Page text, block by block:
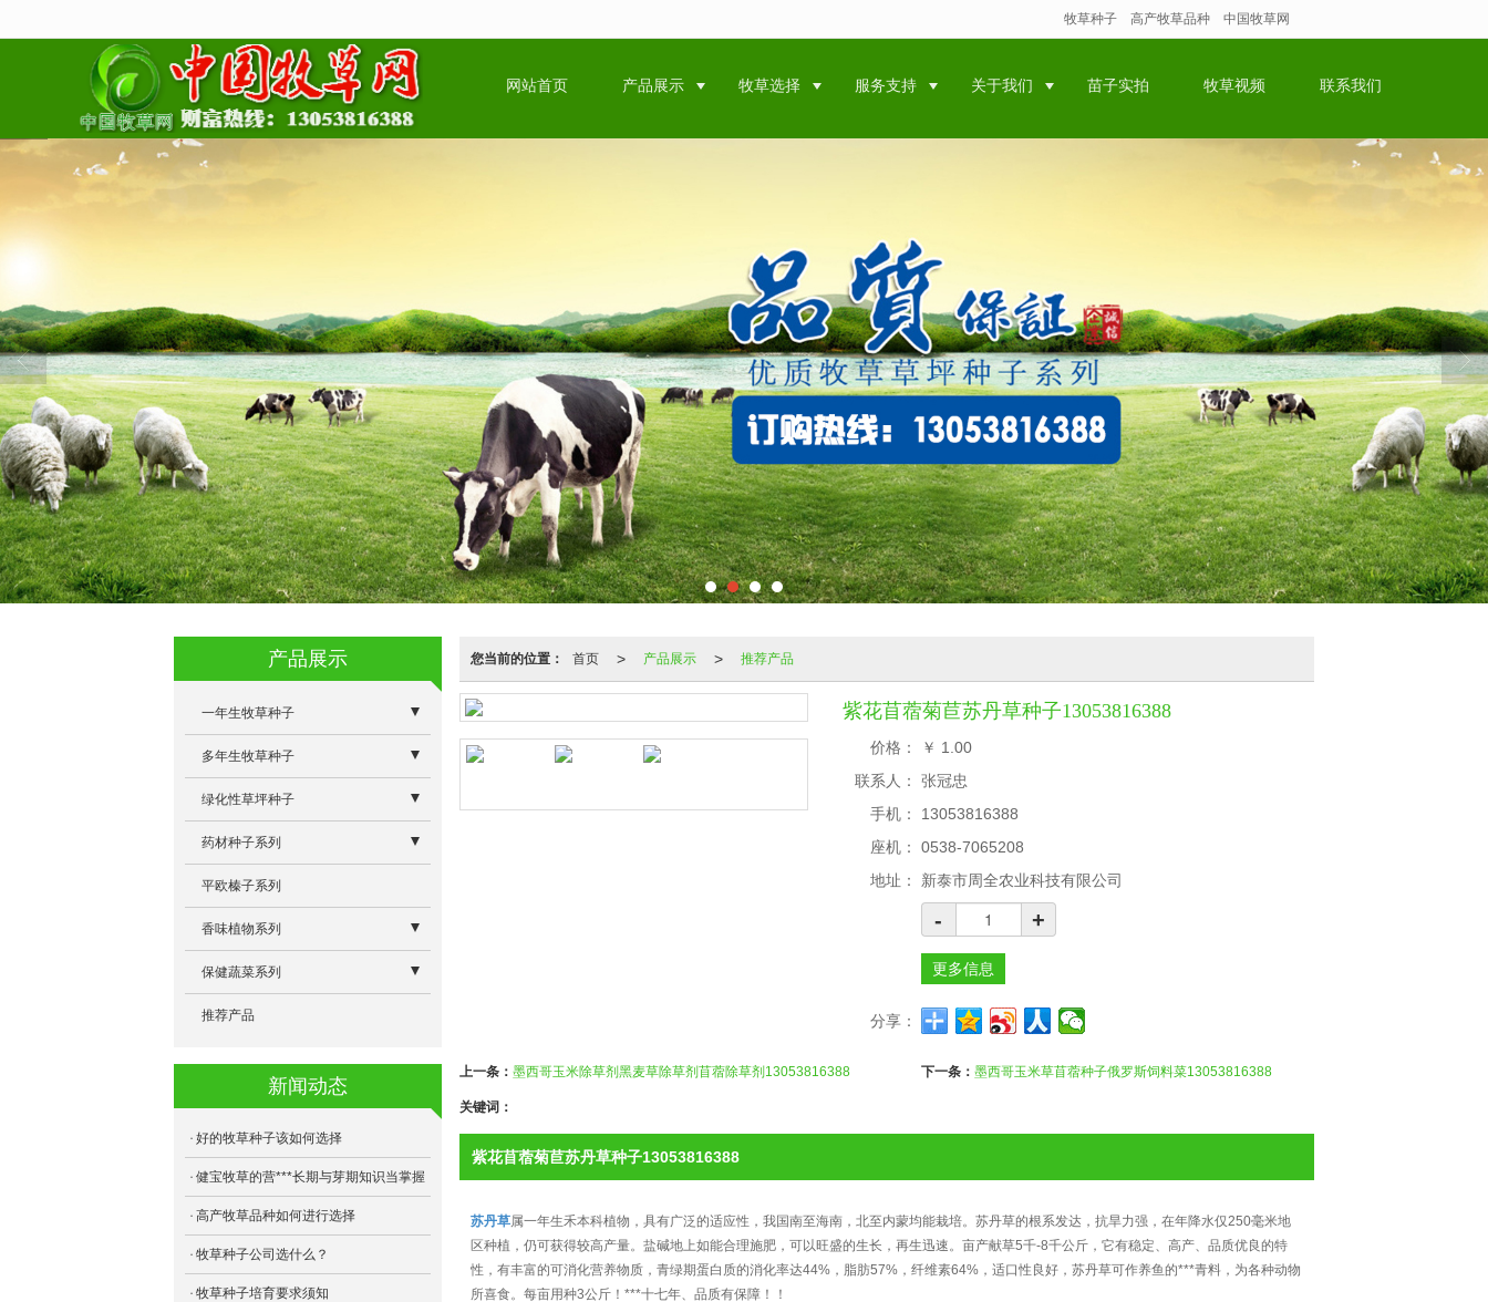
牧草种子 高产牧草品种 中国牧草网
网站首页 产品展示 牧草选择 服务支持 关于我们 苗子实拍 牧草视频 联系我们
您当前的位置： 首页 > 产品展示 > 推荐产品
紫花苜蓿菊苣苏丹草种子13053816388
价格： ￥ 1.00
联系人：
张冠忠
手机：
13053816388
座机：
0538-7065208
地址：
新泰市周全农业科技有限公司
- +
更多信息
分享：
上一条： 墨西哥玉米除草剂黑麦草除草剂苜蓿除草剂13053816388 下一条： 墨西哥玉米草苜蓿种子俄罗斯饲料菜13053816388
关键词：
紫花苜蓿菊苣苏丹草种子13053816388
苏丹草属一年生禾本科植物，具有广泛的适应性，我国南至海南，北至内蒙均能栽培。苏丹草的根系发达，抗旱力强，在年降水仅250毫米地
区种植，仍可获得较高产量。盐碱地上如能合理施肥，可以旺盛的生长，再生迅速。亩产献草5千-8千公斤，它有稳定、高产、品质优良的特
性，有丰富的可消化营养物质，青绿期蛋白质的消化率达44%，脂肪57%，纤维素64%，适口性良好，苏丹草可作养鱼的***青料，为各种动物
所喜食。每亩用种3公斤！***十七年、品质有保障！！
产品展示
一年生牧草种子
- 蛋白桑
- 特高四倍体黑麦草
- 墨西哥玉米草优12
- 冬牧70黑麦草
- 朝牧一号稗子
- 籽粒苋R104
- F75高丹草
- 健宝牧草
- 苏丹草
- 甜高粱
- 狼尾草
- 籽粒苋
多年生牧草种子
- 牧草专用除草剂系列
- 意大利多年生黑麦草
- 雅晴多年生黑麦草
- 维多利亚苜蓿
- 奥利维亚菊苣
- 多年生黑麦草
- 天香速生草
- 金皇后苜蓿
- 三得利苜蓿
- 将军菊苣
- 桂牧一号
绿化性草坪种子
- 景观型狼尾草
- 白三叶
- 高羊茅
- 早熟禾
药材种子系列
- 板蓝根除草剂
- 板蓝根大青叶
平欧榛子系列
香味植物系列
- 驱蚊草
- 跳舞草
保健蔬菜系列
- 芽球菊苣
推荐产品
新闻动态
好的牧草种子该如何选择
健宝牧草的营***长期与芽期知识当掌握
高产牧草品种如何进行选择
牧草种子公司选什么？
牧草种子培育要求须知